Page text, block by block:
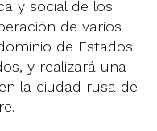
y social de los
de varios
de Estados
y realizará una
la ciudad rusa de